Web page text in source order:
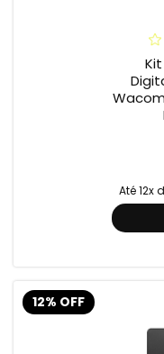
Até 12x
12% OFF